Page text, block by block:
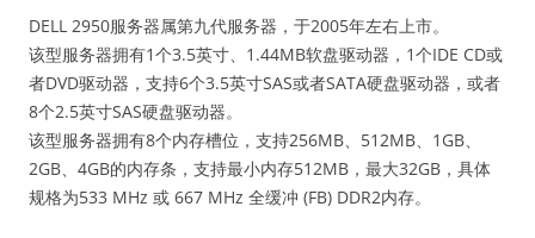
DELL 2950服务器属第九代服务器，于2005年左右上市。
该型服务器拥有1个3.5英寸、1.44MB软盘驱动器，1个IDE CD或
者DVD驱动器，支持6个3.5英寸SAS或者SATA硬盘驱动器，或者
8个2.5英寸SAS硬盘驱动器。
该型服务器拥有8个内存槽位，支持256MB、512MB、1GB、
2GB、4GB的内存条，支持最小内存512MB，最大32GB，具体
规格为533 MHz 或 667 MHz 全缓冲 (FB) DDR2内存。